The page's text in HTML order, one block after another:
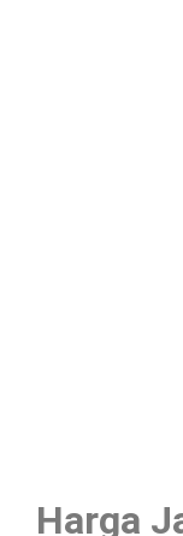
Harga